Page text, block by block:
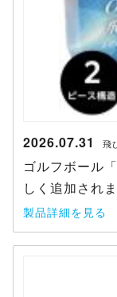
2026.07.31 飛
ゴルフボール
しく追加されま
製品詳細を見る